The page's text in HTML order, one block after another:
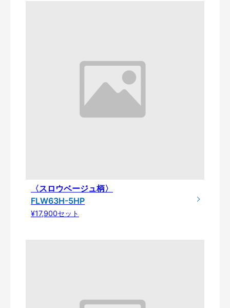
〈スロウベージュ柄〉
FLW63H-5HP
¥17,900セット